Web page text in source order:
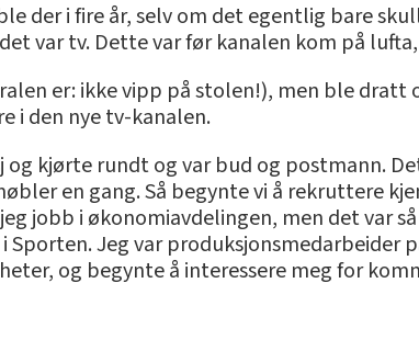
der i fire år, selv om det egentlig bare
var tv. Dette var før kanalen kom på
er: ikke vipp på stolen!), men ble dratt
i den nye tv-kanalen.
og kjørte rundt og var bud og postmann.
en gang. Så begynte vi å rekruttere
jobb i økonomiavdelingen, men det var
Jeg var produksjonsmedarbeider
og begynte å interessere meg for